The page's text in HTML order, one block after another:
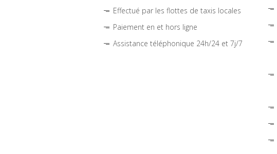
Effectué par les flottes de taxis locales
Paiement en et hors ligne
Assistance téléphonique 24h/24 et 7j/7